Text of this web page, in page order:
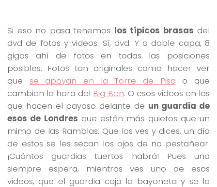
Si eso no pasa tenemos los típicos brasas del
dvd de fotos y videos. Sí, dvd. Y a doble capa, 8
gigas ahí de fotos en todas las posiciones
posibles. Fotos tan originales como hacer ver
que se apoyan en la Torre de Pisa o que
cambian la hora del Big Ben. O esos videos en los
que hacen el payaso delante de un guardia de
esos de Londres que están más quietos que un
mimo de las Ramblas. Que los ves y dices, un día
de estos se les secan los ojos de no pestañear.
¡Cuántos guardias tuertos habrá! Pues uno
siempre espera, mientras ves uno de esos
videos, que el guardia coja la bayoneta y se la